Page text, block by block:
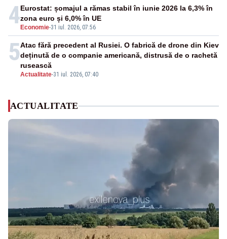
4 Economie-31 iul. 2026, 07:56
Eurostat: șomajul a rămas stabil în iunie 2026 la 6,3% în
zona euro și 6,0% în UE
5
Actualitate-31 iul. 2026, 07:40
Atac fără precedent al Rusiei. O fabrică de drone din Kiev
deținută de o companie americană, distrusă de o rachetă
rusească
ACTUALITATE